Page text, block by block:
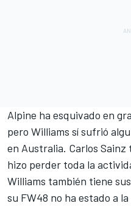
Alpine ha esquivado en
pero Williams sí sufrió
en Australia. Carlos Sainz
hizo perder toda la
Williams también tiene
su FW48 no ha estado a